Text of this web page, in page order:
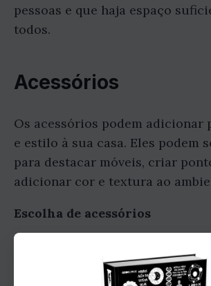
pessoas e que haja espaço
todos.
Acessórios
Os acessórios podem adicionar
e estilo à sua casa. Eles podem
para destacar móveis, criar
adicionar cor e textura ao
Escolha de acessórios
considerar o tamanho, o estilo e